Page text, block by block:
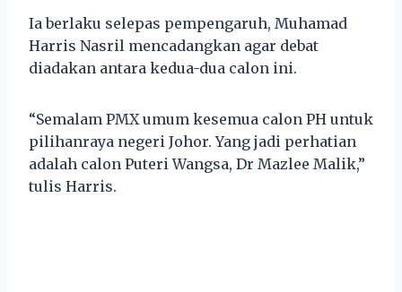
Ia berlaku selepas pempengaruh, Muhamad
Harris Nasril mencadangkan agar debat
diadakan antara kedua-dua calon ini.
“Semalam PMX umum kesemua calon PH untuk
pilihanraya negeri Johor. Yang jadi perhatian
adalah calon Puteri Wangsa, Dr Mazlee Malik,”
tulis Harris.